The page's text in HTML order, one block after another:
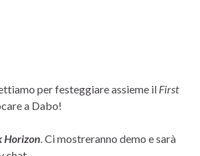
per festeggiare assieme il First
a Dabo!
Horizon.Cimostreranno demo e sarà